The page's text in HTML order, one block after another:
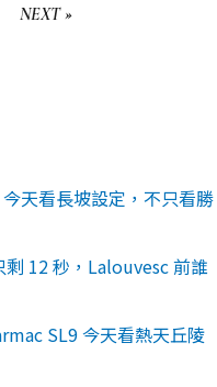
NEXT »
天看長坡設定，不只看勝
12 秒，Lalouvesc 前誰
SL9 今天看熱天丘陵